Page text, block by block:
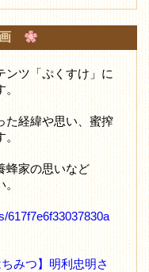
ンツ「ぷくすけ」に
。
た経緯や思い、蜜搾
。
家の思いなど
。
617f7e6f33037830a
みつ】明利忠明さ